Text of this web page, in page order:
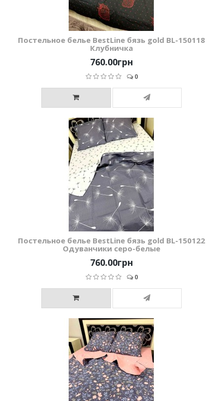
Постельное белье BestLine бязь gold BL-150118
Клубничка
760.00грн
0
Постельное белье BestLine бязь gold BL-150122
Одуванчики серо-белые
760.00грн
0